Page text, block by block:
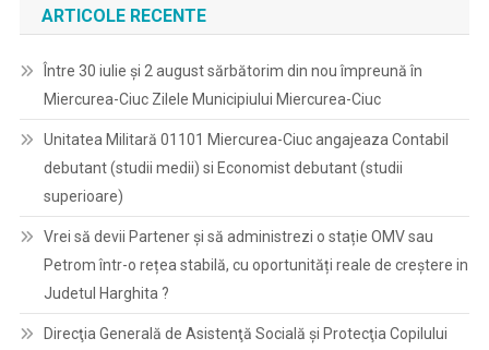
ARTICOLE RECENTE
Între 30 iulie și 2 august sărbătorim din nou împreună în
Miercurea-Ciuc Zilele Municipiului Miercurea-Ciuc
Unitatea Militară 01101 Miercurea-Ciuc angajeaza Contabil
debutant (studii medii) si Economist debutant (studii
superioare)
Vrei să devii Partener și să administrezi o stație OMV sau
Petrom într-o rețea stabilă, cu oportunități reale de creștere in
Judetul Harghita ?
Direcţia Generală de Asistenţă Socială şi Protecţia Copilului